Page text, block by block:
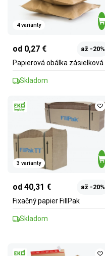
4 varianty
od 0,27 € až -20%
Papierová obálka zásielková
Skladom
3 varianty
od 40,31 € až -20%
Fixačný papier FillPak
Skladom